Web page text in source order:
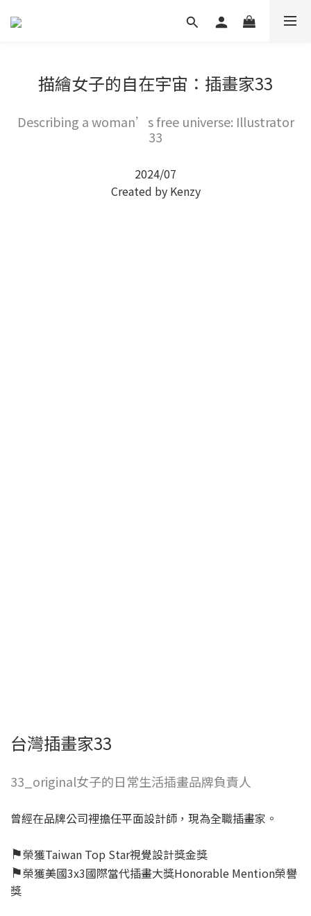
描繪女子的自在宇宙：插畫家33
Describing a woman’s free universe: Illustrator
33
2024/07
Created by Kenzy
台灣插畫家33
33_original女子的日常生活插畫品牌負責人
曾經在品牌公司裡擔任平面設計師，現為全職插畫家。
⚑榮獲Taiwan Top Star視覺設計獎金獎
⚑榮獲美國3x3國際當代插畫大獎Honorable Mention榮譽
獎